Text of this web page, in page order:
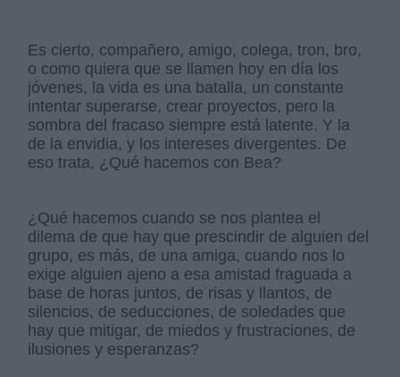
Es cierto, compañero, amigo, colega, tron, bro,
o como quiera que se llamen hoy en día los
jóvenes, la vida es una batalla, un constante
intentar superarse, crear proyectos, pero la
sombra del fracaso siempre está latente. Y la
de la envidia, y los intereses divergentes. De
eso trata, ¿Qué hacemos con Bea?
¿Qué hacemos cuando se nos plantea el
dilema de que hay que prescindir de alguien del
grupo, es más, de una amiga, cuando nos lo
exige alguien ajeno a esa amistad fraguada a
base de horas juntos, de risas y llantos, de
silencios, de seducciones, de soledades que
hay que mitigar, de miedos y frustraciones, de
ilusiones y esperanzas?